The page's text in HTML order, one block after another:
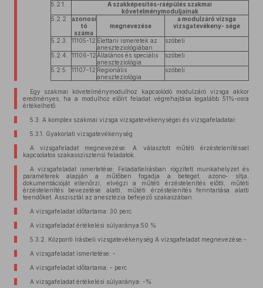
5.2.1.
A szakképesítés-ráépülés szakmai
követelménymoduljainak
5.2.2.
azonosí
tó
száma
megnevezése
a modulzáró vizsga
vizsgatevékeny- sége
5.2.3. 11105-12 Élettani ismeretek az
aneszteziológiában
szóbeli
5.2.4. 11106-12Általános és speciális
aneszteziológia
szóbeli
5.2.5. 11107-12 Regionális
aneszteziológia
szóbeli
Egy szakmai követelménymodulhoz kapcsolódó modulzáró vizsga akkor
eredményes, ha a modulhoz előírt feladat végrehajtása legalább 51%-osra
értékelhető.
5.3. A komplex szakmai vizsga vizsgatevékenységei és vizsgafeladatai:
5.3.1. Gyakorlati vizsgatevékenység
A vizsgafeladat megnevezése: A választott műtéti érzéstelenítéssel
kapcsolatos szakasszisztensi feladatok.
A vizsgafeladat ismertetése: Feladatleírásban rögzített munkahelyzet és
paraméterek alapján a műtőben fogadja a beteget, azono- sítja,
dokumentációját ellenőrzi, elvégzi a műtéti érzéstelenítés előtti, műtéti
érzéstelenítés bevezetése alatti, műtéti érzéstelenítés fenntartása alatti
teendőket. Asszisztál az anesztézia befejező szakaszában.
A vizsgafeladat időtartama: 30 perc
A vizsgafeladat értékelési súlyaránya:50 %
5.3.2. Központi írásbeli vizsgatevékenység A vizsgafeladat megnevezése:-
A vizsgafeladat ismertetése: -
A vizsgafeladat időtartama: - perc
A vizsgafeladat értékelési súlyaránya: -%